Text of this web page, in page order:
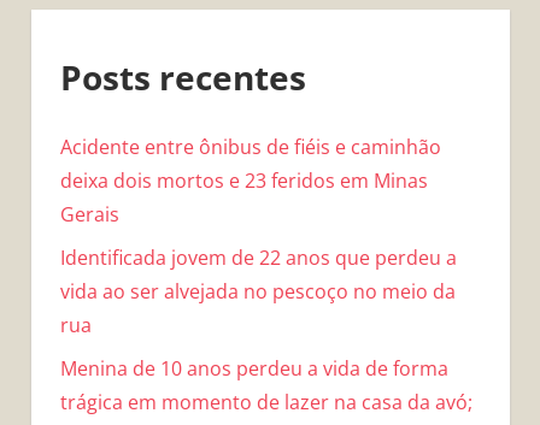
Posts recentes
Acidente entre ônibus de fiéis e caminhão
deixa dois mortos e 23 feridos em Minas
Gerais
Identificada jovem de 22 anos que perdeu a
vida ao ser alvejada no pescoço no meio da
rua
Menina de 10 anos perdeu a vida de forma
trágica em momento de lazer na casa da avó;